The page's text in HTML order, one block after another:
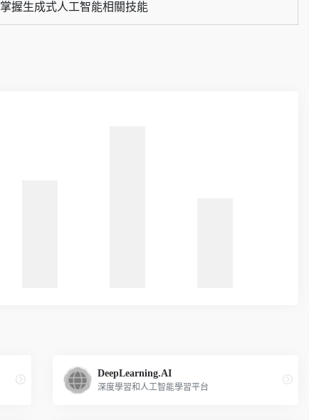
掌握生成式人工智能相關技能
DeepLearning.AI
深度學習和人工智能學習平台